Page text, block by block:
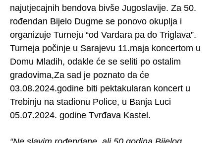
najutjecajnih bendova bivše Jugoslavije. Za 50.
rođendan Bijelo Dugme se ponovo okuplja i
organizuje Turneju “od Vardara pa do Triglava”.
Turneja počinje u Sarajevu 11.maja koncertom u
Domu Mladih, odakle će se seliti po ostalim
gradovima,Za sad je poznato da će
03.08.2024.godine biti pektakularan koncert u
Trebinju na stadionu Police, u Banja Luci
05.07.2024. godine Tvrđava Kastel.